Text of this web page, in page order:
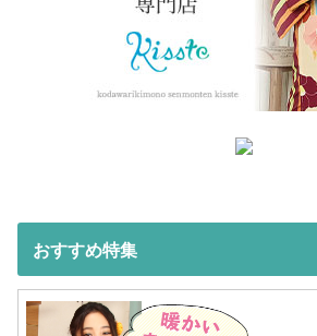
おすすめ特集